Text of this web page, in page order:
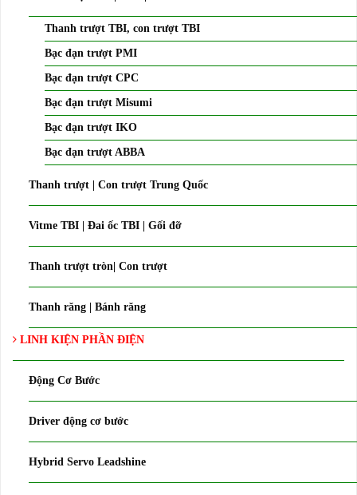
Thanh trượt TBI, con trượt TBI
Bạc đạn trượt PMI
Bạc đạn trượt CPC
Bạc đạn trượt Misumi
Bạc đạn trượt IKO
Bạc đạn trượt ABBA
Thanh trượt | Con trượt Trung Quốc
Vitme TBI | Đai ốc TBI | Gối đỡ
Thanh trượt tròn| Con trượt
Thanh răng | Bánh răng
LINH KIỆN PHẦN ĐIỆN
Động Cơ Bước
Driver động cơ bước
Hybrid Servo Leadshine